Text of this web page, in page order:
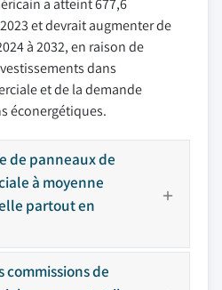
a atteint 677,6
et devrait augmenter de
à 2032, en raison de
dans
et de la demande
éconergétiques.
de panneaux de
à moyenne
partout en
de